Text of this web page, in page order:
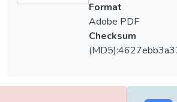
Format
Adobe PDF
Checksum